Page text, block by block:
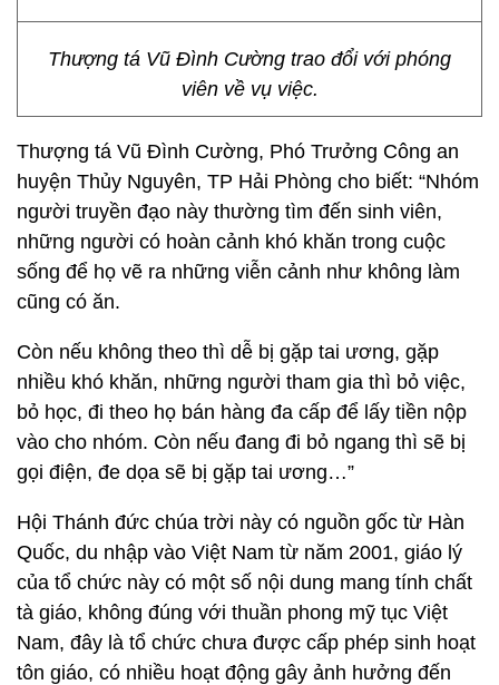
Thượng tá Vũ Đình Cường trao đổi với phóng
viên về vụ việc.
Thượng tá Vũ Đình Cường, Phó Trưởng Công an
huyện Thủy Nguyên, TP Hải Phòng cho biết: “Nhóm
người truyền đạo này thường tìm đến sinh viên,
những người có hoàn cảnh khó khăn trong cuộc
sống để họ vẽ ra những viễn cảnh như không làm
cũng có ăn.
Còn nếu không theo thì dễ bị gặp tai ương, gặp
nhiều khó khăn, những người tham gia thì bỏ việc,
bỏ học, đi theo họ bán hàng đa cấp để lấy tiền nộp
vào cho nhóm. Còn nếu đang đi bỏ ngang thì sẽ bị
gọi điện, đe dọa sẽ bị gặp tai ương…”
Hội Thánh đức chúa trời này có nguồn gốc từ Hàn
Quốc, du nhập vào Việt Nam từ năm 2001, giáo lý
của tổ chức này có một số nội dung mang tính chất
tà giáo, không đúng với thuần phong mỹ tục Việt
Nam, đây là tổ chức chưa được cấp phép sinh hoạt
tôn giáo, có nhiều hoạt động gây ảnh hưởng đến